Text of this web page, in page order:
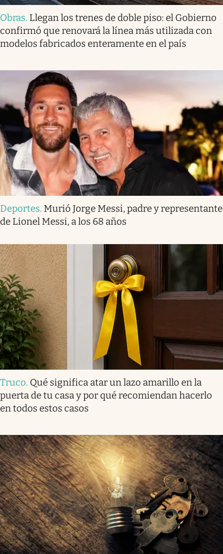
Obras. Llegan los trenes de doble piso: el Gobierno
confirmó que renovará la línea más utilizada con
modelos fabricados enteramente en el país
Deportes. Murió Jorge Messi, padre y representante
de Lionel Messi, a los 68 años
Truco. Qué significa atar un lazo amarillo en la
puerta de tu casa y por qué recomiendan hacerlo
en todos estos casos